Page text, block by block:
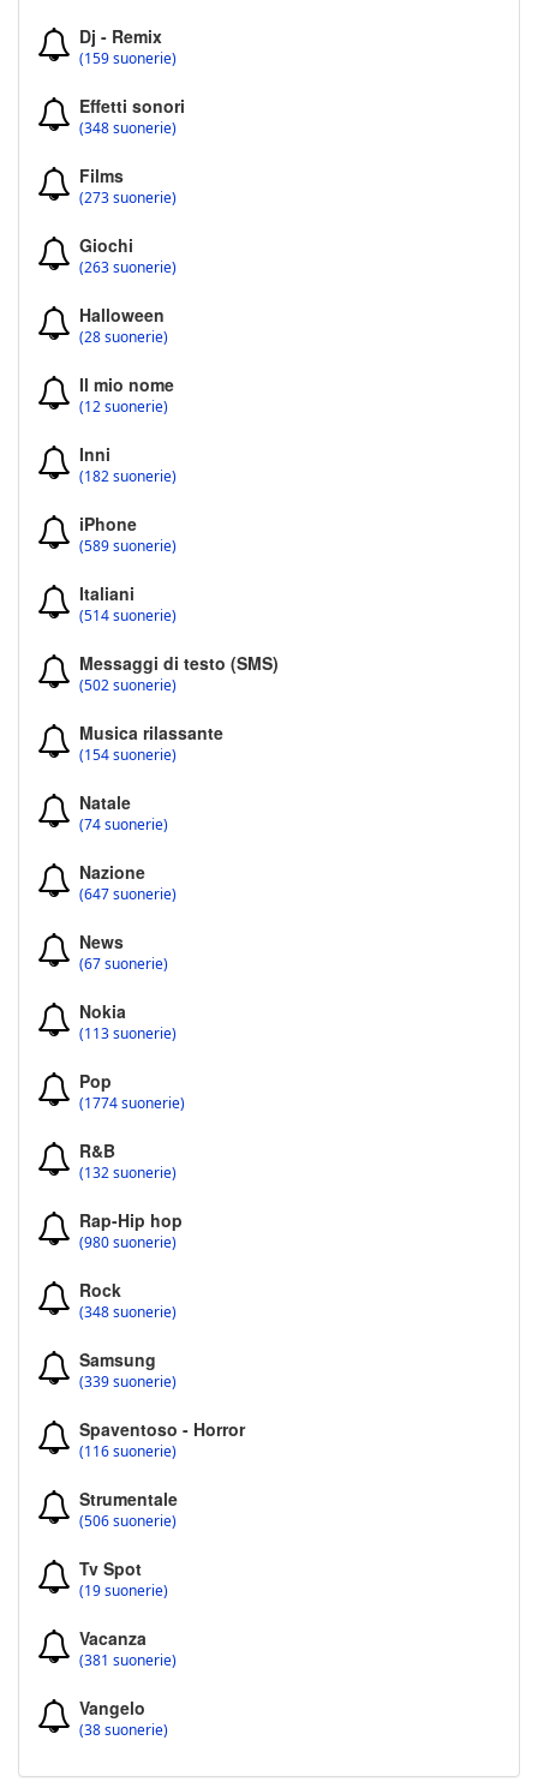
Dj - Remix
(159 suonerie)
Effetti sonori
(348 suonerie)
Films
(273 suonerie)
Giochi
(263 suonerie)
Halloween
(28 suonerie)
Il mio nome
(12 suonerie)
Inni
(182 suonerie)
iPhone
(589 suonerie)
Italiani
(514 suonerie)
Messaggi di testo (SMS)
(502 suonerie)
Musica rilassante
(154 suonerie)
Natale
(74 suonerie)
Nazione
(647 suonerie)
News
(67 suonerie)
Nokia
(113 suonerie)
Pop
(1774 suonerie)
R&B
(132 suonerie)
Rap-Hip hop
(980 suonerie)
Rock
(348 suonerie)
Samsung
(339 suonerie)
Spaventoso - Horror
(116 suonerie)
Strumentale
(506 suonerie)
Tv Spot
(19 suonerie)
Vacanza
(381 suonerie)
Vangelo
(38 suonerie)